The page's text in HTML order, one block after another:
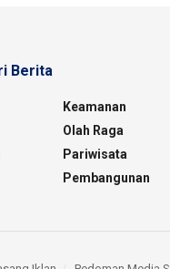
Berita
Keamanan
Olah Raga
Pariwisata
Pembangunan